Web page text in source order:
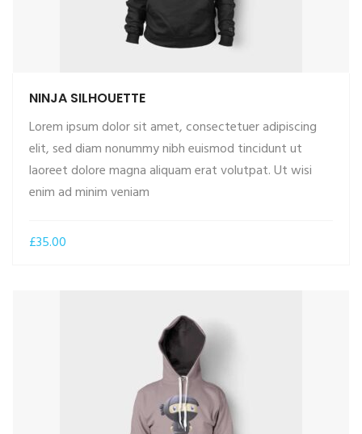
NINJA SILHOUETTE
Lorem ipsum dolor sit amet, consectetuer adipiscing
elit, sed diam nonummy nibh euismod tincidunt ut
laoreet dolore magna aliquam erat volutpat. Ut wisi
enim ad minim veniam
£35.00
ADD TO CART